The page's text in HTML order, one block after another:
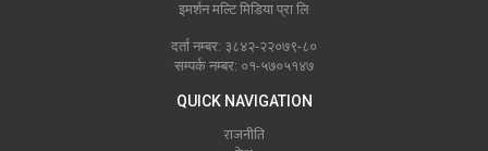
इमर्शन मल्टि मिडिया प्रा लि
दर्ता नम्बर: ३८४२-२२०७९-८०
सम्पर्क नम्बर: ०१-५७०५१४७
QUICK NAVIGATION
राजनीति